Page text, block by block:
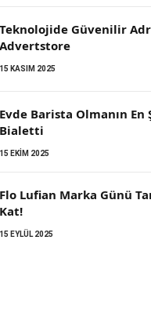
Teknolojide Güvenilir
Advertstore
15 KASIM 2025
Evde Barista Olmanın En
Bialetti
15 EKIM 2025
Flo Lufian Marka Günü
Kat!
15 EYLÜL 2025